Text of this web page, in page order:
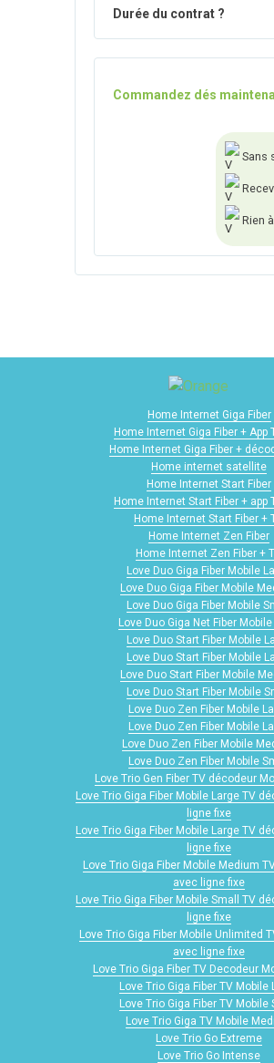
Durée du contrat ?
Commandez dés
Sans
Rien
Home Internet Giga Fiber
Home Internet Giga Fiber + App
Home Internet Giga Fiber +
Home internet satellite
Home Internet Start Fiber
Home Internet Start Fiber + app
Home Internet Start Fiber +
Home Internet Zen Fiber
Home Internet Zen Fiber +
Love Duo Giga Fiber Mobile
Love Duo Giga Fiber Mobile
Love Duo Giga Fiber Mobile
Love Duo Giga Net Fiber
Love Duo Start Fiber Mobile
Love Duo Start Fiber Mobile
Love Duo Start Fiber Mobile
Love Duo Start Fiber Mobile
Love Duo Zen Fiber Mobile
Love Duo Zen Fiber Mobile
Love Duo Zen Fiber Mobile
Love Duo Zen Fiber Mobile
Love Trio Gen Fiber TV décodeur
Love Trio Giga Fiber Mobile Large TV
ligne fixe
Love Trio Giga Fiber Mobile Large TV
ligne fixe
Love Trio Giga Fiber Mobile Medium
avec ligne fixe
Love Trio Giga Fiber Mobile Small TV
ligne fixe
Love Trio Giga Fiber Mobile Unlimited
avec ligne fixe
Love Trio Giga Fiber TV Decodeur
Love Trio Giga Fiber TV Mobile
Love Trio Giga Fiber TV Mobile
Love Trio Giga TV Mobile
Love Trio Go Extreme
Love Trio Go Intense